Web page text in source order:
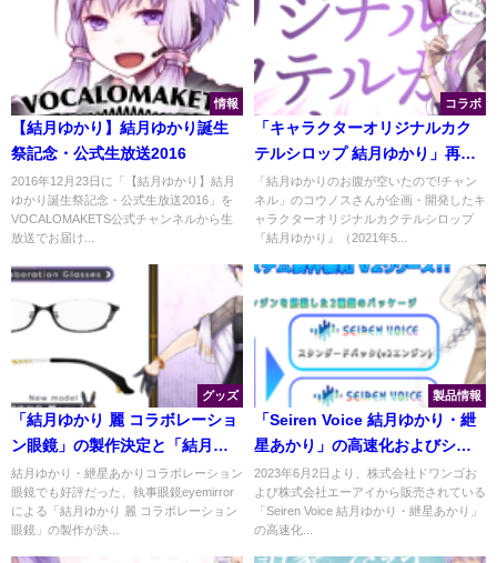
情報
【結月ゆかり】結月ゆかり誕生
祭記念・公式生放送2016
2016年12月23日に「【結月ゆかり】結月
ゆかり誕生祭記念・公式生放送2016」を
VOCALOMAKETS公式チャンネルから生
放送でお届け...
コラボ
「キャラクターオリジナルカク
テルシロップ 結月ゆかり」再販
決定
「結月ゆかりのお腹が空いたので!チャン
ネル」のコウノスさんが企画・開発したキ
ャラクターオリジナルカクテルシロップ
『結月ゆかり』（2021年5...
グッズ
「結月ゆかり 麗 コラボレーショ
ン眼鏡」の製作決定と「結月ゆ
かり 純・凛 コラボレーション眼
鏡」の再販開始
結月ゆかり・紲星あかりコラボレーション
眼鏡でも好評だった、執事眼鏡eyemirror
による「結月ゆかり 麗 コラボレーション
眼鏡」の製作が決...
製品情報
「Seiren Voice 結月ゆかり・紲
星あかり」の高速化およびシス
テム要件が緩和されたv2音声ラ
イブラリの販売が決定
2023年6月2日より、株式会社ドワンゴお
よび株式会社エーアイから販売されている
「Seiren Voice 結月ゆかり・紲星あかり」
の高速化...